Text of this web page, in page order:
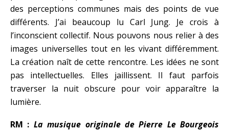
des perceptions communes mais des points de vue
différents. J’ai beaucoup lu Carl Jung. Je crois à
l’inconscient collectif. Nous pouvons nous relier à des
images universelles tout en les vivant différemment.
La création naît de cette rencontre. Les idées ne sont
pas intellectuelles. Elles jaillissent. Il faut parfois
traverser la nuit obscure pour voir apparaître la
lumière.
RM : La musique originale de Pierre Le Bourgeois